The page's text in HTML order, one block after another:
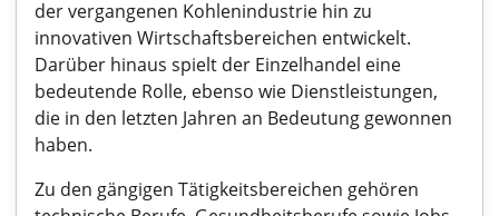
der vergangenen Kohlenindustrie hin zu
innovativen Wirtschaftsbereichen entwickelt.
Darüber hinaus spielt der Einzelhandel eine
bedeutende Rolle, ebenso wie Dienstleistungen,
die in den letzten Jahren an Bedeutung gewonnen
haben.
Zu den gängigen Tätigkeitsbereichen gehören